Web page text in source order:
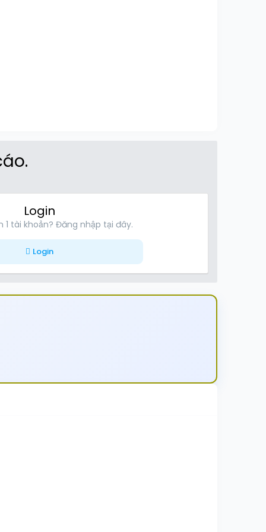
Login
1 tài khoản? Đăng nhập tại đây.
Login